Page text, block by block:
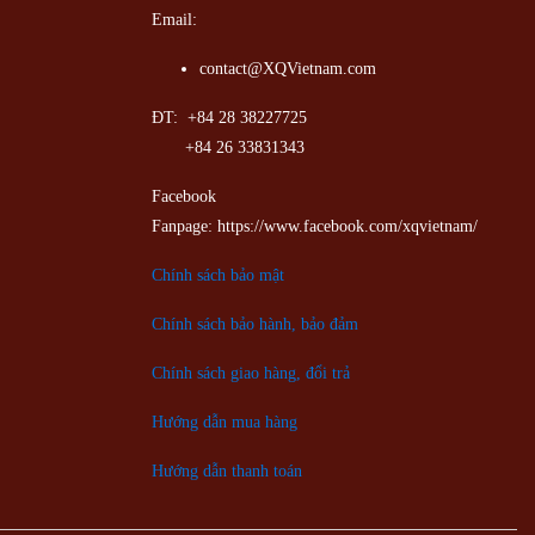
Email:
contact@XQVietnam.com
ĐT: +84 28 38227725
+84 26 33831343
Facebook
Fanpage: https://www.facebook.com/xqvietnam/
Chính sách bảo mật
Chính sách bảo hành, bảo đảm
Chính sách giao hàng, đổi trả
Hướng dẫn mua hàng
Hướng dẫn thanh toán